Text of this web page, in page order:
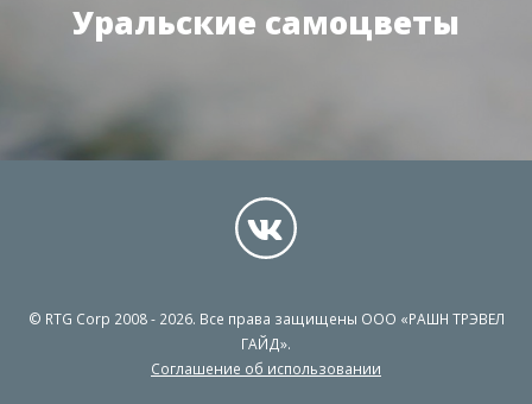
Уральские самоцветы
© RTG Corp 2008 - 2026. Все права защищены ООО «РАШН ТРЭВЕЛ
ГАЙД».
Соглашение об использовании